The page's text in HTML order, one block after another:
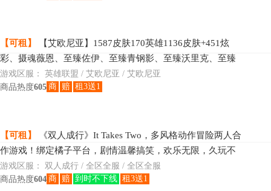
【可租】
【艾欧尼亚】1587皮肤170英雄1136皮肤+451炫
彩、摄魂薇恩、至臻佐伊、至臻青钢影、至臻沃里克、至臻
派克、至臻潘森、至臻菲奥娜、至臻迦娜、至臻凯隐、至臻
游戏区服： 英雄联盟 / 艾欧尼亚 / 艾欧尼亚
商品热度605 商 赔 租3送1
【可租】
《双人成行》It Takes Two，多风格动作冒险两人合
作游戏！绑定橘子平台，剧情温馨搞笑，欢乐无限，久玩不
腻！
游戏区服： 双人成行 / 全区全服 / 全区全服
商品热度604 商 赔 到时不下线 租3送1